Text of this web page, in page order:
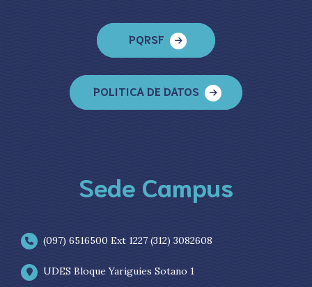
PQRSF
POLITICA DE DATOS
Sede Campus
(097) 6516500 Ext 1227 (312) 3082608
UDES Bloque Yariguies Sotano 1